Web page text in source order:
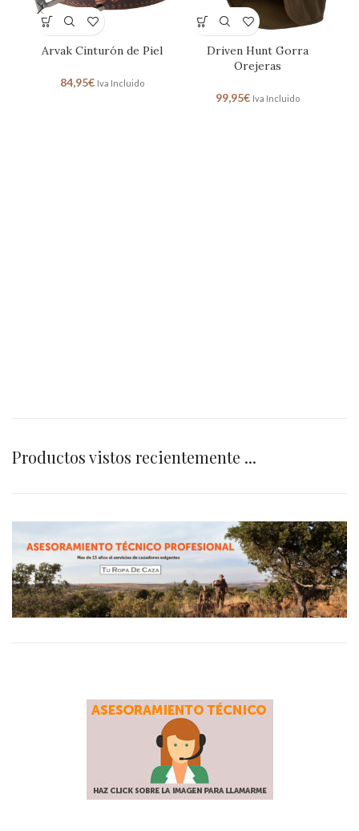
Arvak Cinturón de Piel
84,95€ Iva Incluido
Driven Hunt Gorra
Orejeras
99,95€ Iva Incluido
Productos vistos recientemente ...